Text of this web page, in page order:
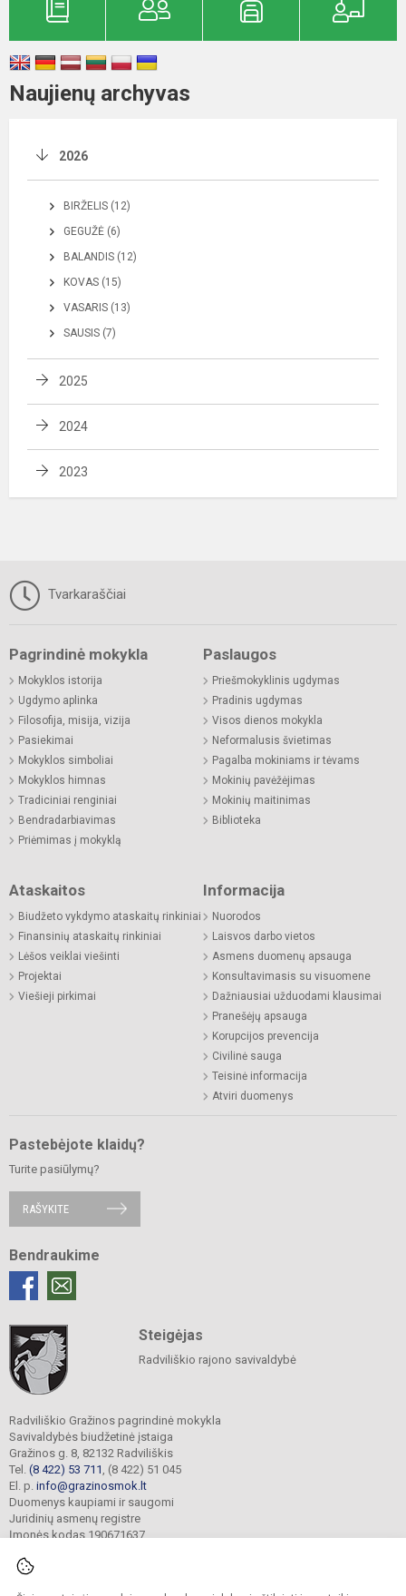
Naujienų archyvas
2026
BIRŽELIS (12)
GEGUŽĖ (6)
BALANDIS (12)
KOVAS (15)
VASARIS (13)
SAUSIS (7)
2025
2024
2023
Tvarkaraščiai
Pagrindinė mokykla
Mokyklos istorija
Ugdymo aplinka
Filosofija, misija, vizija
Pasiekimai
Mokyklos simboliai
Mokyklos himnas
Tradiciniai renginiai
Bendradarbiavimas
Priėmimas į mokyklą
Paslaugos
Priešmokyklinis ugdymas
Pradinis ugdymas
Visos dienos mokykla
Neformalusis švietimas
Pagalba mokiniams ir tėvams
Mokinių pavėžėjimas
Mokinių maitinimas
Biblioteka
Ataskaitos
Biudžeto vykdymo ataskaitų rinkiniai
Finansinių ataskaitų rinkiniai
Lėšos veiklai viešinti
Projektai
Viešieji pirkimai
Informacija
Nuorodos
Laisvos darbo vietos
Asmens duomenų apsauga
Konsultavimasis su visuomene
Dažniausiai užduodami klausimai
Pranešėjų apsauga
Korupcijos prevencija
Civilinė sauga
Teisinė informacija
Atviri duomenys
Pastebėjote klaidų?
Turite pasiūlymų?
RAŠYKITE
Bendraukime
Steigėjas
Radviliškio rajono savivaldybė
Radviliškio Gražinos pagrindinė mokykla
Savivaldybės biudžetinė įstaiga
Gražinos g. 8, 82132 Radviliškis
Tel. (8 422) 53 711 , (8 422) 51 045
El. p. info@grazinosmok.lt
Duomenys kaupiami ir saugomi
Juridinių asmenų registre
Įmonės kodas 190671637